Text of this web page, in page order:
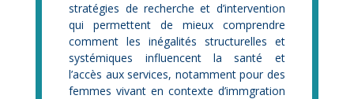
stratégies de recherche et d’intervention
qui permettent de mieux comprendre
comment les inégalités structurelles et
systémiques influencent la santé et
l’accès aux services, notamment pour des
femmes vivant en contexte d’immgration